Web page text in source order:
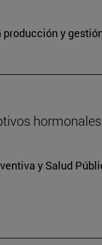
y
y Salud